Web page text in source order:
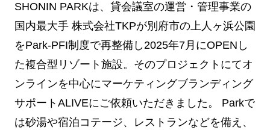
SHONIN PARKは、貸会議室の運営・管理事業の
国内最大手 株式会社TKPが別府市の上人ヶ浜公園
をPark-PFI制度で再整備し2025年7月にOPENし
た複合型リゾート施設。そのプロジェクトにてオ
ンラインを中心にマーケティングブランディング
サポートALIVEにご依頼いただきました。 Parkで
は砂湯や宿泊コテージ、レストランなどを備え、